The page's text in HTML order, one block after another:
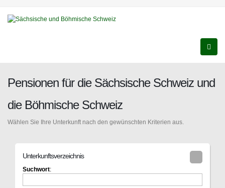
Pensionen für die Sächsische Schweiz und
die Böhmische Schweiz
Wählen Sie Ihre Unterkunft nach den gewünschten Kriterien aus.
Unterkunftsverzeichnis
Suchwort: